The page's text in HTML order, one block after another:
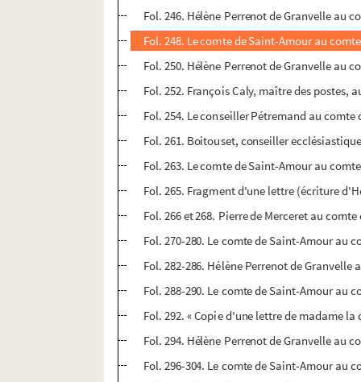
Fol. 246. Hélène Perrenot de Granvelle au
Fol. 248. Le comte de Saint-Amour au
Fol. 250. Hélène Perrenot de Granvelle au
Fol. 252. François Caly, maître des postes,
Fol. 254. Le conseiller Pétremand au comte
Fol. 261. Boitouset, conseiller
Fol. 263. Le comte de Saint-Amour au
Fol. 265. Fragment d'une lettre (écriture
Fol. 266 et 268. Pierre de Merceret au
Fol. 270-280. Le comte de Saint-Amour au
Fol. 282-286. Hélène Perrenot de
Fol. 288-290. Le comte de Saint-Amour au
Fol. 292. « Copie d'une lettre de madame
Fol. 294. Hélène Perrenot de Granvelle au
Fol. 296-304. Le comte de Saint-Amour au